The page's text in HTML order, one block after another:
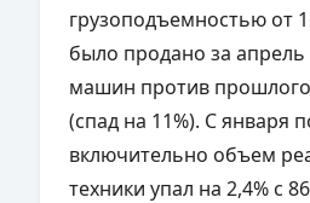
грузоподъемностью от
было продано за апрель
машин против
(спад на 11%). С января
включительно объем
техники упал на 2,4% с